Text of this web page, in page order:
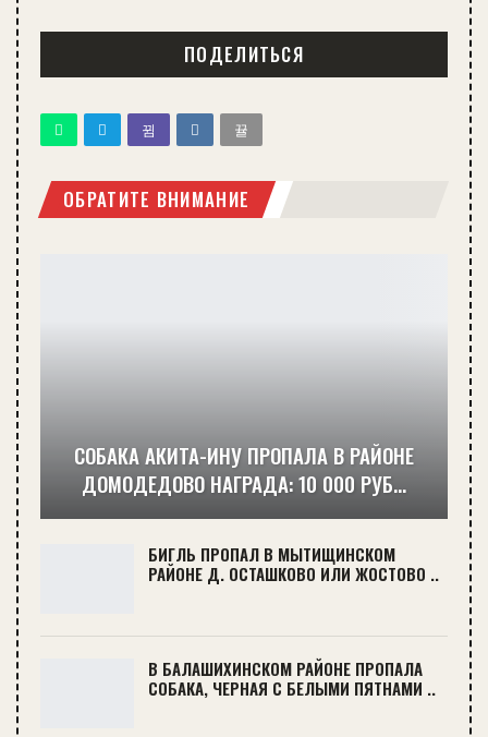
ПОДЕЛИТЬСЯ
ОБРАТИТЕ ВНИМАНИЕ
СОБАКА АКИТА-ИНУ ПРОПАЛА В РАЙОНЕ
ДОМОДЕДОВО НАГРАДА: 10 000 РУБ…
БИГЛЬ ПРОПАЛ В МЫТИЩИНСКОМ
РАЙОНЕ Д. ОСТАШКОВО ИЛИ ЖОСТОВО ..
В БАЛАШИХИНСКОМ РАЙОНЕ ПРОПАЛА
СОБАКА, ЧЕРНАЯ С БЕЛЫМИ ПЯТНАМИ ..